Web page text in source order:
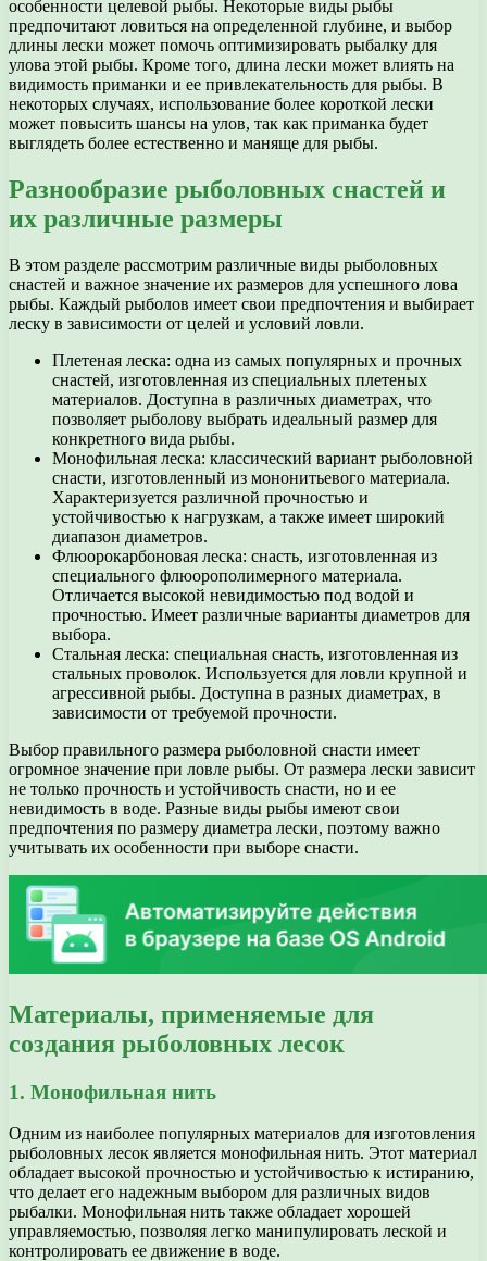
особенности целевой рыбы. Некоторые виды рыбы
предпочитают ловиться на определенной глубине, и выбор
длины лески может помочь оптимизировать рыбалку для
улова этой рыбы. Кроме того, длина лески может влиять на
видимость приманки и ее привлекательность для рыбы. В
некоторых случаях, использование более короткой лески
может повысить шансы на улов, так как приманка будет
выглядеть более естественно и маняще для рыбы.
Разнообразие рыболовных снастей и
их различные размеры
В этом разделе рассмотрим различные виды рыболовных
снастей и важное значение их размеров для успешного лова
рыбы. Каждый рыболов имеет свои предпочтения и выбирает
леску в зависимости от целей и условий ловли.
Плетеная леска: одна из самых популярных и прочных
снастей, изготовленная из специальных плетеных
материалов. Доступна в различных диаметрах, что
позволяет рыболову выбрать идеальный размер для
конкретного вида рыбы.
Монофильная леска: классический вариант рыболовной
снасти, изготовленный из мононитьевого материала.
Характеризуется различной прочностью и
устойчивостью к нагрузкам, а также имеет широкий
диапазон диаметров.
Флюорокарбоновая леска: снасть, изготовленная из
специального флюорополимерного материала.
Отличается высокой невидимостью под водой и
прочностью. Имеет различные варианты диаметров для
выбора.
Стальная леска: специальная снасть, изготовленная из
стальных проволок. Используется для ловли крупной и
агрессивной рыбы. Доступна в разных диаметрах, в
зависимости от требуемой прочности.
Выбор правильного размера рыболовной снасти имеет
огромное значение при ловле рыбы. От размера лески зависит
не только прочность и устойчивость снасти, но и ее
невидимость в воде. Разные виды рыбы имеют свои
предпочтения по размеру диаметра лески, поэтому важно
учитывать их особенности при выборе снасти.
Материалы, применяемые для
создания рыболовных лесок
1. Монофильная нить
Одним из наиболее популярных материалов для изготовления
рыболовных лесок является монофильная нить. Этот материал
обладает высокой прочностью и устойчивостью к истиранию,
что делает его надежным выбором для различных видов
рыбалки. Монофильная нить также обладает хорошей
управляемостью, позволяя легко манипулировать леской и
контролировать ее движение в воде.